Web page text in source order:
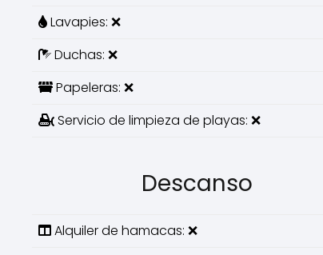
Lavapies: ❌
Duchas: ❌
Papeleras: ❌
Servicio de limpieza de playas: ❌
Descanso
Alquiler de hamacas: ❌